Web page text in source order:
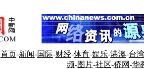
首页-新闻-国际-财经-体育-娱乐-港澳-台湾
频-图片-社区-侨网-华